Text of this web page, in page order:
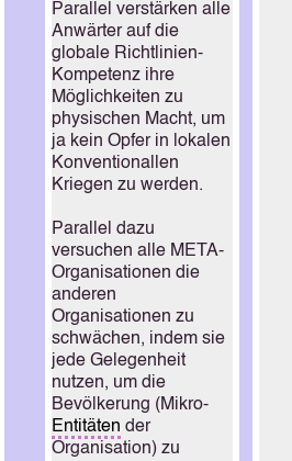
Parallel verstärken alle
Anwärter auf die
globale Richtlinien-
Kompetenz ihre
Möglichkeiten zu
physischen Macht, um
ja kein Opfer in lokalen
Konventionallen
Kriegen zu werden.
Parallel dazu
versuchen alle META-
Organisationen die
anderen
Organisationen zu
schwächen, indem sie
jede Gelegenheit
nutzen, um die
Bevölkerung (Mikro-
Entitäten der
Organisation) zu